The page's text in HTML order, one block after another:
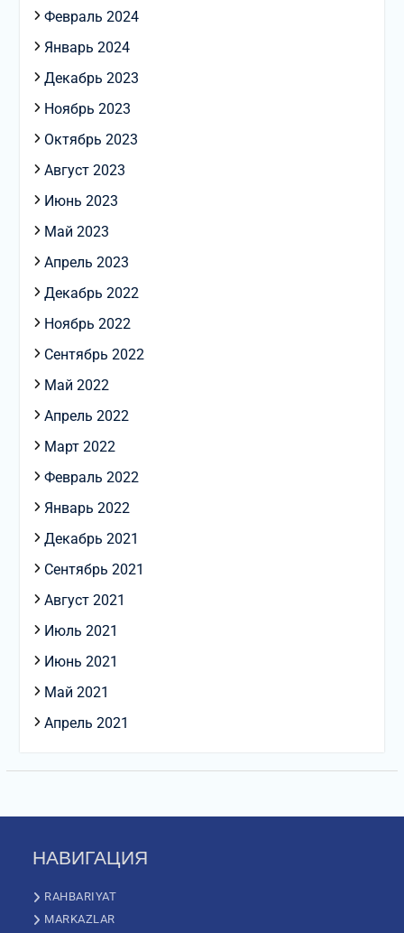
Февраль 2024
Январь 2024
Декабрь 2023
Ноябрь 2023
Октябрь 2023
Август 2023
Июнь 2023
Май 2023
Апрель 2023
Декабрь 2022
Ноябрь 2022
Сентябрь 2022
Май 2022
Апрель 2022
Март 2022
Февраль 2022
Январь 2022
Декабрь 2021
Сентябрь 2021
Август 2021
Июль 2021
Июнь 2021
Май 2021
Апрель 2021
НАВИГАЦИЯ
RAHBARIYAT
MARKAZLAR